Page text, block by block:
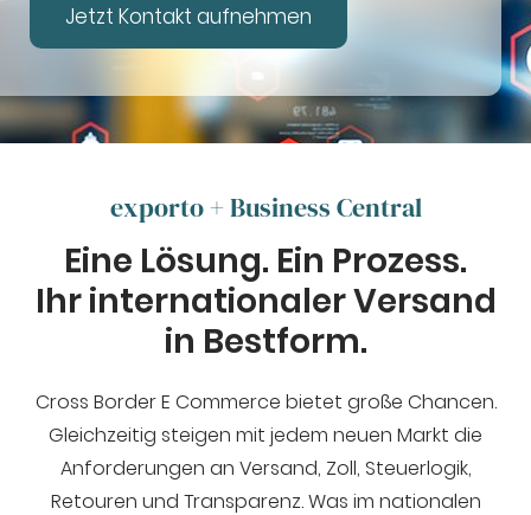
Jetzt Kontakt aufnehmen
exporto + Business Central
Eine Lösung. Ein Prozess.
Ihr internationaler Versand
in Bestform.
Cross Border E Commerce bietet große Chancen.
Gleichzeitig steigen mit jedem neuen Markt die
Anforderungen an Versand, Zoll, Steuerlogik,
Retouren und Transparenz. Was im nationalen